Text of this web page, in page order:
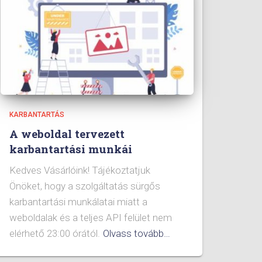
KARBANTARTÁS
A weboldal tervezett
karbantartási munkái
Kedves Vásárlóink! Tájékoztatjuk
Önöket, hogy a szolgáltatás sürgős
karbantartási munkálatai miatt a
weboldalak és a teljes API felület nem
elérhető 23:00 órától. Olvass tovább…